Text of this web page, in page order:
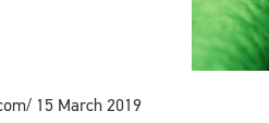
15 March 2019